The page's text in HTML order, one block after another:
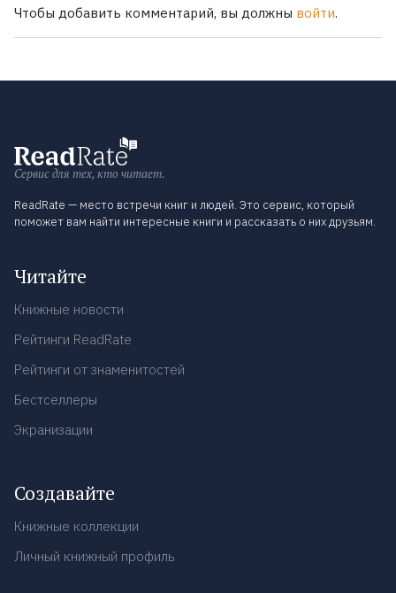
Чтобы добавить комментарий, вы должны войти.
Сервис для тех, кто читает.
ReadRate — место встречи книг и людей. Это сервис, который
поможет вам найти интересные книги и рассказать о них друзьям.
Читайте
Книжные новости
Рейтинги ReadRate
Рейтинги от знаменитостей
Бестселлеры
Экранизации
Создавайте
Книжные коллекции
Личный книжный профиль